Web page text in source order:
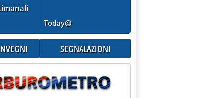
Today@
SEGNALAZIONI